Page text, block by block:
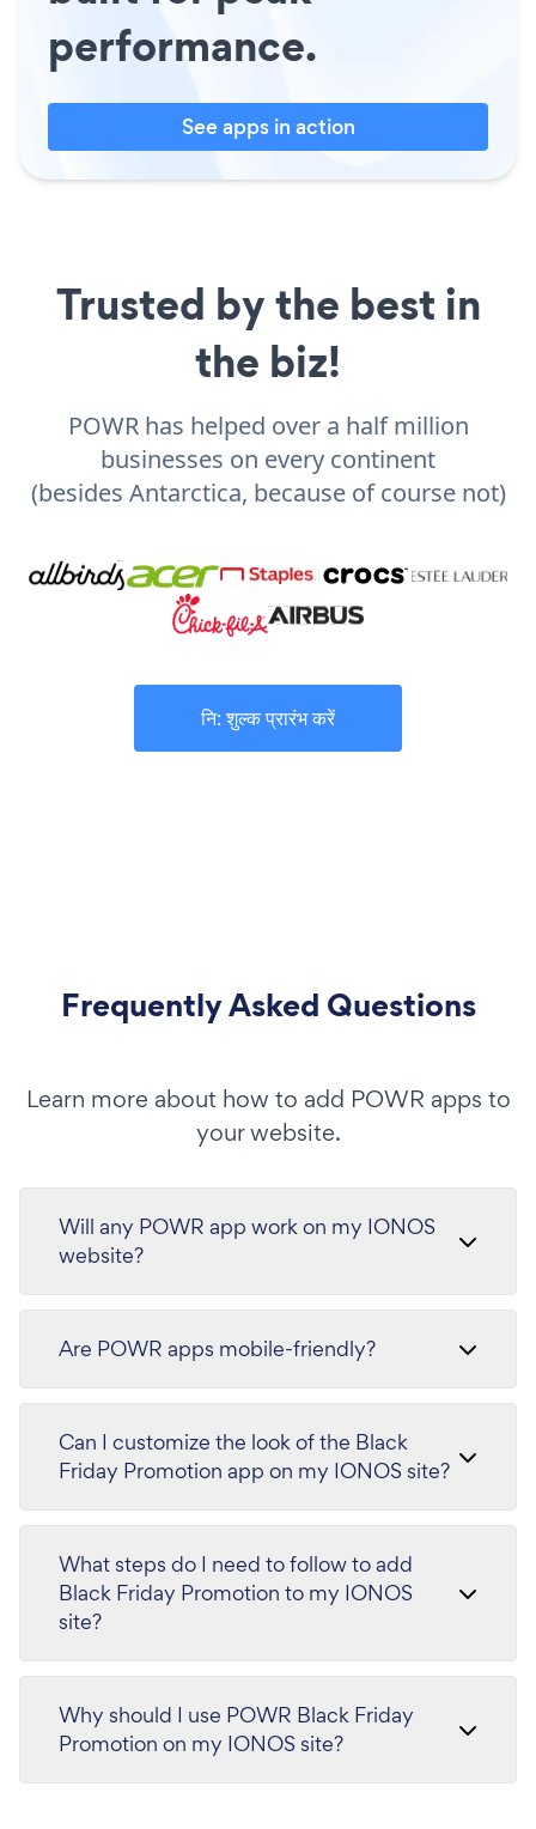
performance.
See apps in action
Trusted by the best in
the biz!
POWR has helped over a half million
businesses on every continent
(besides Antarctica, because of course not)
नि: शुल्क प्रारंभ करें
Frequently Asked Questions
Learn more about how to add POWR apps to
your website.
Will any POWR app work on my IONOS
website?
Are POWR apps mobile-friendly?
Can I customize the look of the Black
Friday Promotion app on my IONOS site?
What steps do I need to follow to add
Black Friday Promotion to my IONOS
site?
Why should I use POWR Black Friday
Promotion on my IONOS site?